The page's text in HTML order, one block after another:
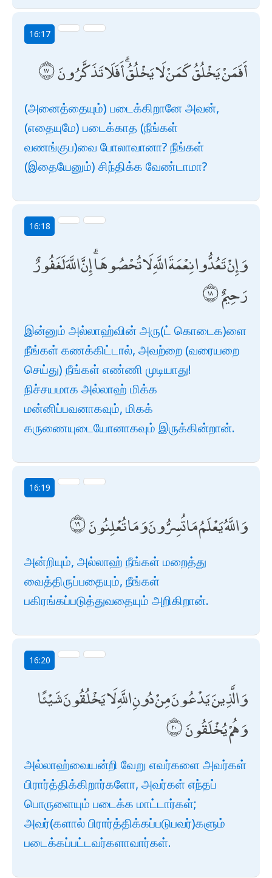
16:17
أَفَمَنْ يَخْلُقُ كَمَنْ لَا يَخْلُقُ ۗ أَفَلَا تَذَكَّرُونَ
(அனைத்தையும்) படைக்கிறானே அவன்,
(எதையுமே) படைக்காத (நீங்கள்
வணங்குப)வை போலாவானா? நீங்கள்
(இதையேனும்) சிந்திக்க வேண்டாமா?
16:18
وَإِنْ تَعُدُّوا نِعْمَةَ اللَّهِ لَا تُحْصُوهَا ۗ إِنَّ اللَّهَ لَغَفُورٌ
رَحِيمٌ
இன்னும் அல்லாஹ்வின் அரு(ட் கொடைக)ளை
நீங்கள் கணக்கிட்டால், அவற்றை (வரையறை
செய்து) நீங்கள் எண்ணி முடியாது!
நிச்சயமாக அல்லாஹ் மிக்க
மன்னிப்பவனாகவும், மிகக்
கருணையுடையோனாகவும் இருக்கின்றான்.
16:19
وَاللَّهُ يَعْلَمُ مَا تُسِرُّونَ وَمَا تُعْلِنُونَ
அன்றியும், அல்லாஹ் நீங்கள் மறைத்து
வைத்திருப்பதையும், நீங்கள்
பகிரங்கப்படுத்துவதையும் அறிகிறான்.
16:20
وَالَّذِينَ يَدْعُونَ مِنْ دُونِ اللَّهِ لَا يَخْلُقُونَ شَيْئًا
وَهُمْ يُخْلَقُونَ
அல்லாஹ்வையன்றி வேறு எவர்களை அவர்கள்
பிரார்த்திக்கிறார்களோ, அவர்கள் எந்தப்
பொருளையும் படைக்க மாட்டார்கள்;
அவர்(களால் பிரார்த்திக்கப்படுபவர்)களும்
படைக்கப்பட்டவர்களாவார்கள்.